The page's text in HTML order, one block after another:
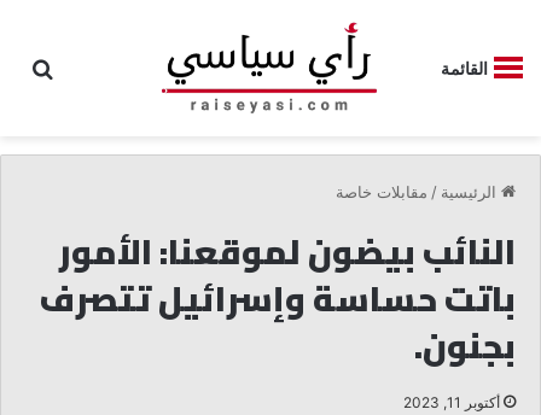
القائمة
الرئيسية / مقابلات خاصة
النائب بيضون لموقعنا: الأمور
باتت حساسة وإسرائيل تتصرف
بجنون.
أكتوبر 11, 2023